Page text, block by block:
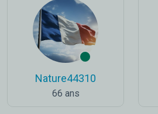
Nature44310
66 ans